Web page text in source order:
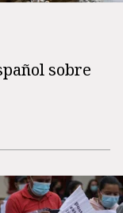
sobre